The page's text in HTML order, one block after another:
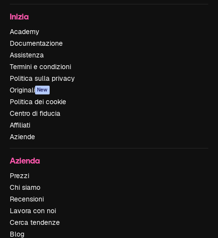
Inizia
Academy
Documentazione
Assistenza
Termini e condizioni
Politica sulla privacy
Originali New
Politica dei cookie
Centro di fiducia
Affiliati
Aziende
Azienda
Prezzi
Chi siamo
Recensioni
Lavora con noi
Cerca tendenze
Blog